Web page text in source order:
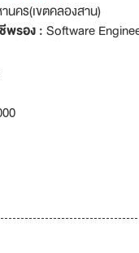
นคร(เขตคลองสาน)
พรอง :Software